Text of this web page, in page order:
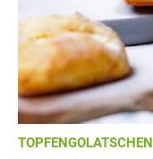
TOPFENGOLATSCHEN